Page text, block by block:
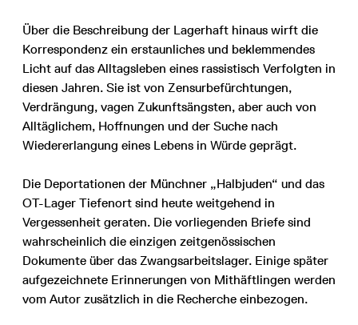
Über die Beschreibung der Lagerhaft hinaus wirft die
Korrespondenz ein erstaunliches und beklemmendes
Licht auf das Alltagsleben eines rassistisch Verfolgten in
diesen Jahren. Sie ist von Zensurbefürchtungen,
Verdrängung, vagen Zukunftsängsten, aber auch von
Alltäglichem, Hoffnungen und der Suche nach
Wiedererlangung eines Lebens in Würde geprägt.
Die Deportationen der Münchner „Halbjuden“ und das
OT-Lager Tiefenort sind heute weitgehend in
Vergessenheit geraten. Die vorliegenden Briefe sind
wahrscheinlich die einzigen zeitgenössischen
Dokumente über das Zwangsarbeitslager. Einige später
aufgezeichnete Erinnerungen von Mithäftlingen werden
vom Autor zusätzlich in die Recherche einbezogen.